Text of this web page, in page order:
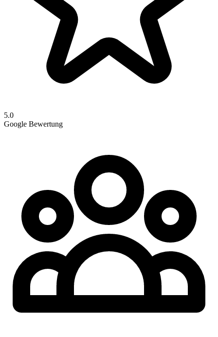
5.0
Google Bewertung